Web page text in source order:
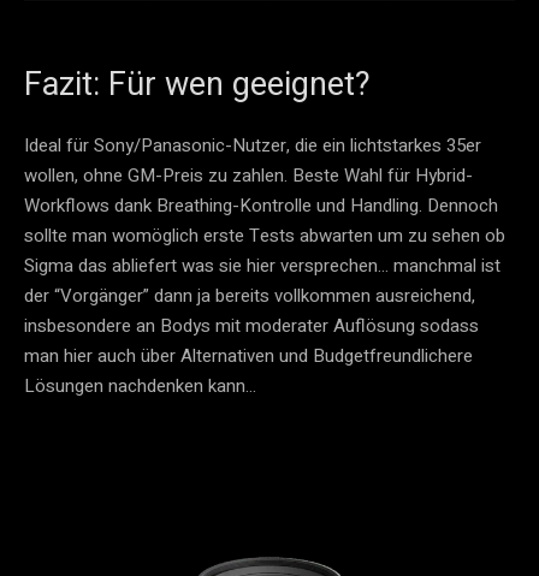
Fazit: Für wen geeignet?
Ideal für Sony/Panasonic-Nutzer, die ein lichtstarkes 35er
wollen, ohne GM-Preis zu zahlen. Beste Wahl für Hybrid-
Workflows dank Breathing-Kontrolle und Handling. Dennoch
sollte man womöglich erste Tests abwarten um zu sehen ob
Sigma das abliefert was sie hier versprechen… manchmal ist
der “Vorgänger” dann ja bereits vollkommen ausreichend,
insbesondere an Bodys mit moderater Auflösung sodass
man hier auch über Alternativen und Budgetfreundlichere
Lösungen nachdenken kann…